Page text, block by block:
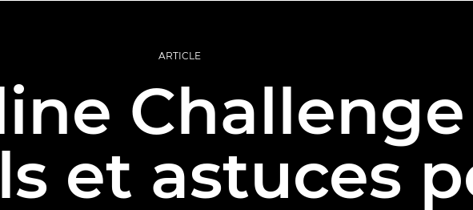
ARTICLE
Challenge
et astuces